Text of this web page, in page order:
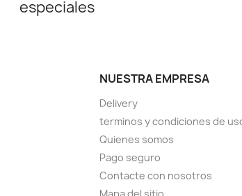
especiales
NUESTRA EMPRESA
Delivery
terminos y condiciones de
Quienes somos
Pago seguro
Contacte con nosotros